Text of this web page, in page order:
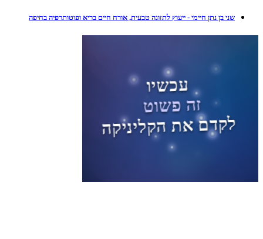
שני בן נתן חיימי - ייעוץ לתזונה טבעית, אורח חיים בריא ופוטותרפיה בחיפה